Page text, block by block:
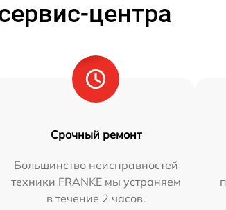
центра
Срочный ремонт
Большинство неисправностей
техники FRANKE мы устраняем
в течение 2 часов.